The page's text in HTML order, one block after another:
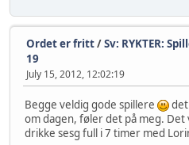
Ordet er fritt/Sv: RYKTER:
19
July 15, 2012, 12:02:19
Begge veldig gode spillere
om dagen, føler det på meg.
drikke sesg full i 7 timer med